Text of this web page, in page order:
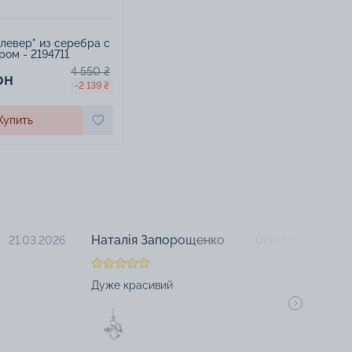
из серебра с
- 2194711
4 550 ₴
-2 139 ₴
21.03.2026 Наталія Запорощенко
Дуже красивий